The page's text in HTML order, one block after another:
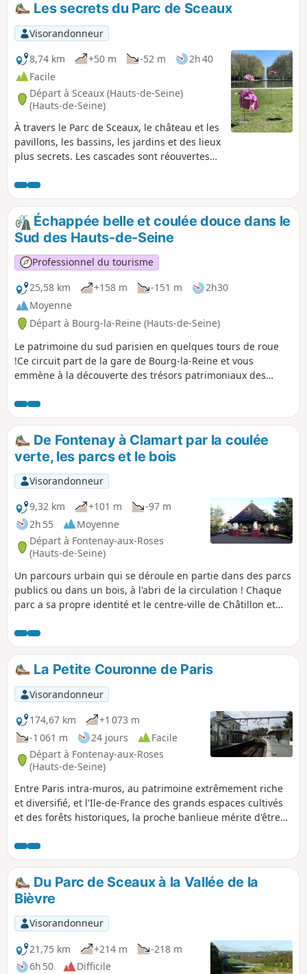
Les secrets du Parc de Sceaux
Visorandonneur
8,74 km
+50 m -52 m
2h 40
Facile
Départ à Sceaux (Hauts-de-Seine)
(Hauts-de-Seine)
À travers le Parc de Sceaux, le château et les
pavillons, les bassins, les jardins et des lieux
plus secrets. Les cascades sont réouvertes
modérateur (avril 2021) : entre les points (1)
et (2), les cascades sont en travaux et le
secteur est interdit au public. Rejoindre le
Bassin de l'Octogone par la Plaine de
l'Orangerie et l'allée qui la prolonge et,
enfin, en descendant à droite un grand
escalier puis une allée gravillonnée.
Échappée belle et coulée douce dans le
Sud des Hauts-de-Seine
Professionnel du tourisme
25,58 km
+158 m -151 m
2h30
Moyenne
Départ à Bourg-la-Reine (Hauts-de-Seine)
Le patrimoine du sud parisien en quelques tours de roue
!Ce circuit part de la gare de Bourg-la-Reine et vous
emmène à la découverte des trésors patrimoniaux des
Bagneux, Châtillon, Malakoff et Vanves pour découvrir l'âme
du sud parisien.
De Fontenay à Clamart par la coulée
verte, les parcs et le bois
Visorandonneur
9,32 km
+101 m
-97 m
2h 55
Moyenne
Départ à Fontenay-aux-Roses
(Hauts-de-Seine)
Un parcours urbain qui se déroule en partie dans des parcs
publics ou dans un bois, à l'abri de la circulation ! Chaque
parc a sa propre identité et le centre-ville de Châtillon et
La Petite Couronne de Paris
Visorandonneur
174,67 km
+1 073 m
-1 061 m
24 jours
Facile
Départ à Fontenay-aux-Roses
(Hauts-de-Seine)
Entre Paris intra-muros, au patrimoine extrêmement riche
et diversifié, et l'Ile-de-France des grands espaces cultivés
et des forêts historiques, la proche banlieue mérite d'être
fortement urbanisé. C'est ce que propose ce circuit en 24
étapes toutes accessibles par les transports en commun.
Du Parc de Sceaux à la Vallée de la
Bièvre
Visorandonneur
21,75 km
+214 m
-218 m
6h 50
Difficile